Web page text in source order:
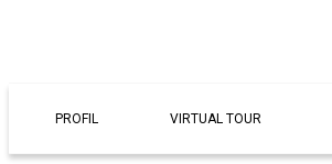
PROFIL VIRTUAL TOUR